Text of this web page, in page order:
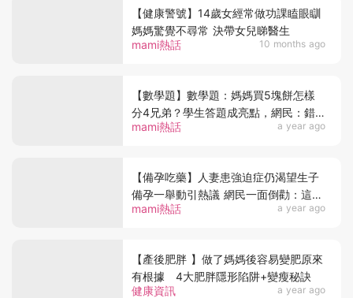
mami熱話 10 months ago
【健康警號】14歲女經常做功課瞌眼瞓
媽媽驚覺不尋常 決帶女兒睇醫生
mami熱話 a year ago
【數學題】數學題：媽媽買5塊餅怎樣
分4兄弟？學生答題成亮點，網民：錯
題但答對人生
mami熱話 a year ago
【備孕吃藥】人妻患強迫症仍渴望生子
備孕一舉動引熱議 網民一面倒勸：這是
在害自己也害孩子
健康資訊 a year ago
【產後肥胖 】做了媽媽後容易變肥原來
有根據 4大肥胖隱形陷阱+變瘦秘訣